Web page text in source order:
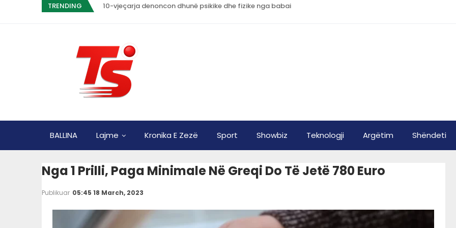
TRENDING 10-vjeçarja denoncon dhunë psikike dhe fizike nga babai
BALLINA Lajme Kronika E Zezë Sport Showbiz Teknologji Argëtim Shëndeti
Nga 1 Prilli, Paga Minimale Në Greqi Do Të Jetë 780 Euro
Publikuar 05:45 18 March, 2023